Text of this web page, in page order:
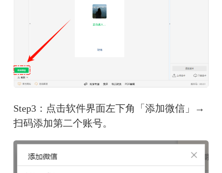
Step3：点击软件界面左下角「添加微信」→
扫码添加第二个账号。